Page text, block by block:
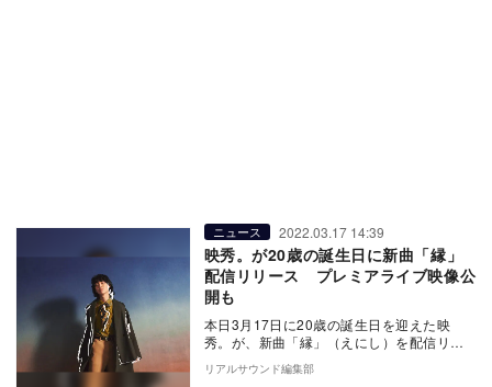
ニュース 2022.03.17 14:39
映秀。が20歳の誕生日に新曲「縁」
配信リリース プレミアライブ映像公
開も
本日3月17日に20歳の誕生日を迎えた映
秀。が、新曲「縁」（えにし）を配信リリ
ースした。 本楽曲は、昨年の誕生日にリ
リースし…
リアルサウンド編集部